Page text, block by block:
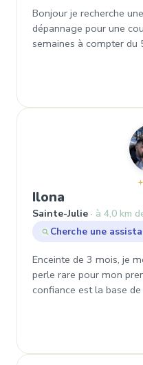
Bonjour je recherche
dépannage pour une
semaines à compter du
Ilona
Sainte-Julie
à 4,0 km
Cherche une
Enceinte de 3 mois, je
perle rare pour mon
confiance est la base